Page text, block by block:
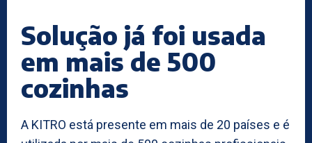
Solução já foi usada
em mais de 500
cozinhas
A KITRO está presente em mais de 20 países e é